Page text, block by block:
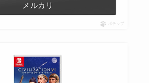
メルカリ
ポチップ